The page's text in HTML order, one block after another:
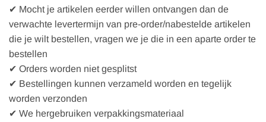
✔ Mocht je artikelen eerder willen ontvangen dan de
verwachte levertermijn van pre-order/nabestelde artikelen
die je wilt bestellen, vragen we je die in een aparte order te
bestellen
✔ Orders worden niet gesplitst
✔ Bestellingen kunnen verzameld worden en tegelijk
worden verzonden
✔ We hergebruiken verpakkingsmateriaal